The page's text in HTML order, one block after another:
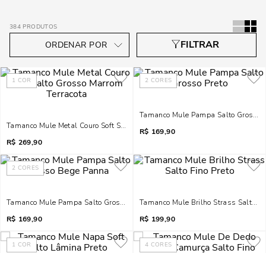
384 PRODUTOS
1 COR
Tamanco Mule Metal Couro Soft Salto Grosso Marrom Terracota
R$ 269,90
2 CORES
Tamanco Mule Pampa Salto Grosso
R$ 169,90
2 CORES
Tamanco Mule Pampa Salto Grosso Bege Panna
R$ 169,90
Tamanco Mule Brilho Strass Salto
R$ 199,90
1 COR 4 CORES